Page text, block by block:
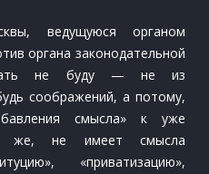
ведущуюся органом
органа законодательной
не буду — не из
соображений, а потому,
смысла» к уже
же, не имеет смысла
«приватизацию»,